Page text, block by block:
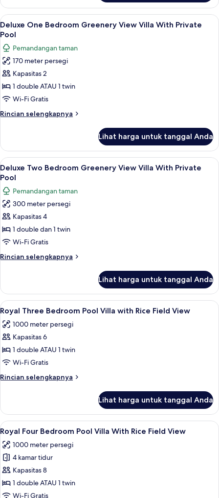
Pool
Superior
One
Bedroom
Garden
With
Private
Pool
Lihat
semua
foto
untuk
Deluxe
One
Bedroom
Greenery
View
Villa
Private
Pool
13
Deluxe One Bedroom Greenery View Villa With Private
Pool
Pemandangan taman
170 meter persegi
Kapasitas 2
1 double ATAU 1 twin
Wi-Fi Gratis
Rincian selengkapnya
Rincian
Deluxe
One
Bedroom
Greenery
Villa
With
Private
Pool
Lihat harga untuk tanggal Anda
Lihat
semua
foto
untuk
Deluxe
Two
Bedroom
Greenery
View
Villa
Private
Pool
19
Deluxe Two Bedroom Greenery View Villa With Private
Pool
Pemandangan taman
300 meter persegi
Kapasitas 4
1 double dan 1 twin
Wi-Fi Gratis
Rincian selengkapnya
Rincian
Deluxe
Two
Bedroom
Greenery
View
Villa
Private
Pool
Lihat harga untuk tanggal Anda
Lihat
semua
foto
untuk
Royal
Three
Bedroom
Pool
with
Rice
Field
View
24
Royal Three Bedroom Pool Villa with Rice Field View
1000 meter persegi
Kapasitas 6
1 double ATAU 1 twin
Wi-Fi Gratis
Rincian selengkapnya
Rincian
Royal
Three
Bedroom
Pool
Villa
with
Field
View
Lihat harga untuk tanggal Anda
Lihat
semua
foto
untuk
Royal
Four
Bedroom
Minibar, brankas, meja kerja, dan
28
Royal Four Bedroom Pool Villa With Rice Field View
1000 meter persegi
4 kamar tidur
Kapasitas 8
1 double ATAU 1 twin
Wi-Fi Gratis